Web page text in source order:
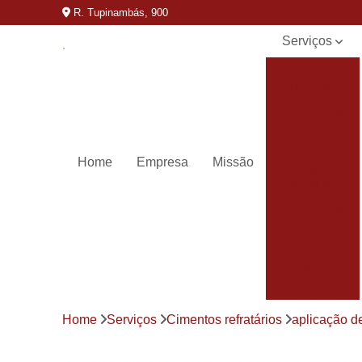
R. Tupinambás, 900
Home Empresa Missão
Serviços
Home Serviços Cimentos refratários aplicação